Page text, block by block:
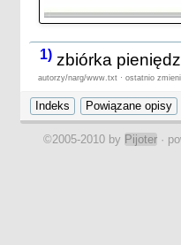
1) zbiórka
autorzy/narg/www.txt · ostatnio
©2005-2010 by Pijoter ·